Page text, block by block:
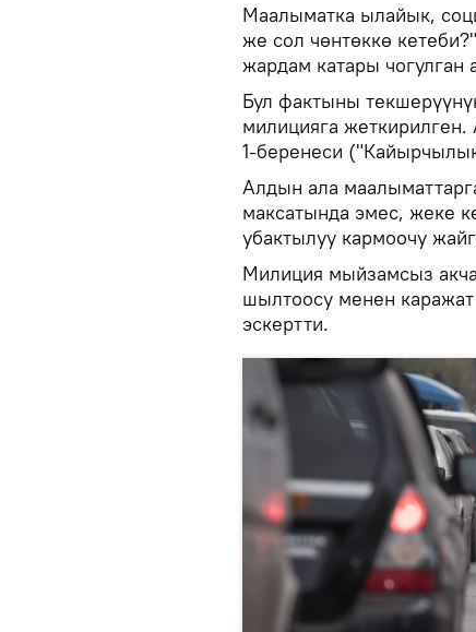
Маалыматка ылайык,
же сол чөнтөккө
жардам катары чогулган
Бул фактыны
милицияга жеткирилген.
1-беренеси
Алдын ала
максатында эмес, жеке
убактылуу кармоочу
Милиция мыйзамсыз
шылтоосу менен
эскертти.